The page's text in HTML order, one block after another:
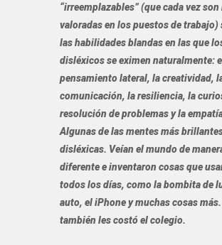
“irreemplazables” (que cada vez son
valoradas en los puestos de trabajo)
las habilidades blandas en las que
disléxicos se eximen naturalmente:
pensamiento lateral, la creatividad,
comunicación, la resiliencia, la
resolución de problemas y la
Algunas de las mentes más
disléxicas. Veían el mundo de
diferente e inventaron cosas que
todos los días, como la bombita de
auto, el iPhone y muchas cosas
también les costó el colegio.